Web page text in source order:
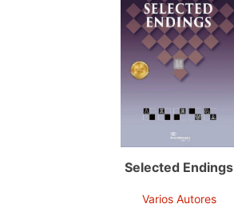
Selected Endings
Varios Autores